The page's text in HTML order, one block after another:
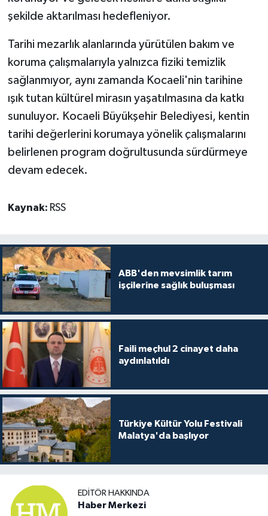
şekilde aktarılması hedefleniyor.
Tarihi mezarlık alanlarında yürütülen bakım ve
koruma çalışmalarıyla yalnızca fiziki temizlik
sağlanmıyor, aynı zamanda Kocaeli'nin tarihine
ışık tutan kültürel mirasın yaşatılmasına da katkı
sunuluyor. Kocaeli Büyükşehir Belediyesi, kentin
tarihi değerlerini korumaya yönelik çalışmalarını
belirlenen program doğrultusunda sürdürmeye
devam edecek.
Kaynak: RSS
ABB'den mevsimlik tarım
işçilerine sağlık buluşması
Faili meçhul 2 cinayet daha
aydınlatıldı
Türkiye Kültür Yolu Festivali
Malatya'da başlıyor
EDITÖR HAKKINDA
Haber Merkezi